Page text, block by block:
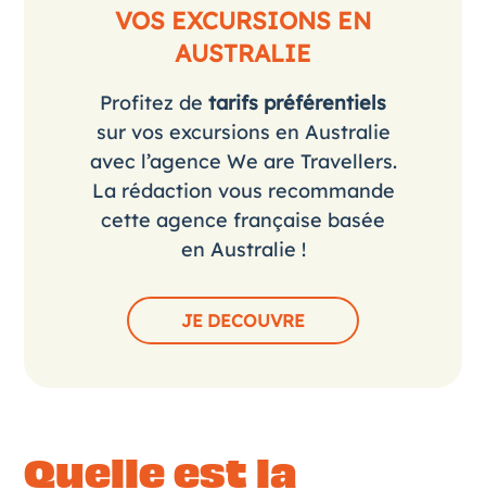
VOS EXCURSIONS EN
AUSTRALIE
Profitez de tarifs préférentiels
sur vos excursions en Australie
avec l’agence We are Travellers.
La rédaction vous recommande
cette agence française basée
en Australie !
JE DECOUVRE
Quelle est la